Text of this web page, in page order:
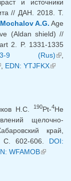
и источники
// ДАН. 2018. Т.
Mochalov A.G. Age
(Aldan shield) //
2. P. 1331-1335
9 (Rus)
is external)
EDN: YTJFKX(link
Н.С. 190Pt-4He
щелочно-
край,
602-606. DOI:
external)
WFAMOB(link is